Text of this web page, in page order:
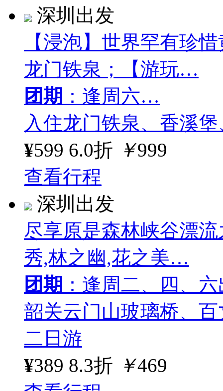
深圳出发
【浸泡】世界罕有珍
龙门铁泉；【游玩…
团期 ：逢周六…
入住龙门铁泉、香溪
¥599 6.0折 ￥999
查看行程
深圳出发
尽享原是森林峡谷漂
秀,林之幽,花之美…
团期 ：逢周二、四、
韶关云门山玻璃桥、
二日游
¥389 8.3折 ￥469